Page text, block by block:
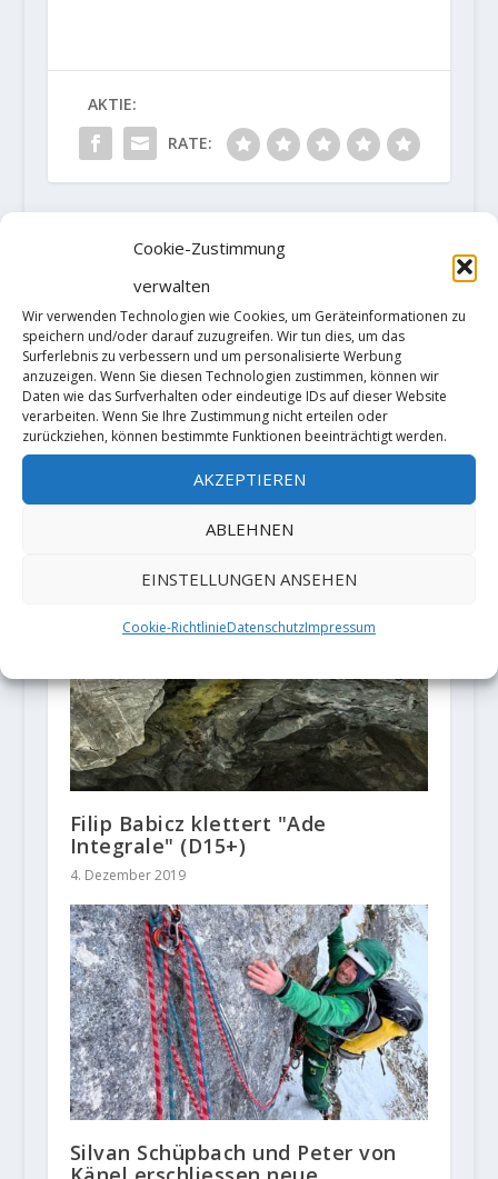
Cookie-Zustimmung
verwalten
Wir verwenden Technologien wie Cookies, um Geräteinformationen zu
speichern und/oder darauf zuzugreifen. Wir tun dies, um das
Surferlebnis zu verbessern und um personalisierte Werbung
anzuzeigen. Wenn Sie diesen Technologien zustimmen, können wir
Daten wie das Surfverhalten oder eindeutige IDs auf dieser Website
verarbeiten. Wenn Sie Ihre Zustimmung nicht erteilen oder
zurückziehen, können bestimmte Funktionen beeinträchtigt werden.
AKZEPTIEREN
ABLEHNEN
EINSTELLUNGEN ANSEHEN
Cookie-RichtlinieDatenschutzImpressum
AKTIE:
RATE:
VORHERIGE
Video: Niccolò
"Niky Ceria"
meldet "Ephyra"
(8C)
Mach mit beim
theCrag "La
Sportiva
Weihnachtswett
bewerb" und
gewinne!
ZUSAMMENHÄNGENDE POSTS
Filip Babicz klettert "Ade
Integrale" (D15+)
4. Dezember 2019
Silvan Schüpbach und Peter von